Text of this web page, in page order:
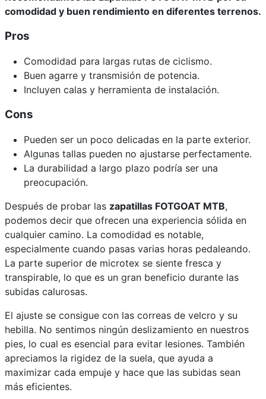
comodidad y buen rendimiento en diferentes terrenos.
Pros
Comodidad para largas rutas de ciclismo.
Buen agarre y transmisión de potencia.
Incluyen calas y herramienta de instalación.
Cons
Pueden ser un poco delicadas en la parte exterior.
Algunas tallas pueden no ajustarse perfectamente.
La durabilidad a largo plazo podría ser una
preocupación.
Después de probar las zapatillas FOTGOAT MTB,
podemos decir que ofrecen una experiencia sólida en
cualquier camino. La comodidad es notable,
especialmente cuando pasas varias horas pedaleando.
La parte superior de microtex se siente fresca y
transpirable, lo que es un gran beneficio durante las
subidas calurosas.
El ajuste se consigue con las correas de velcro y su
hebilla. No sentimos ningún deslizamiento en nuestros
pies, lo cual es esencial para evitar lesiones. También
apreciamos la rigidez de la suela, que ayuda a
maximizar cada empuje y hace que las subidas sean
más eficientes.